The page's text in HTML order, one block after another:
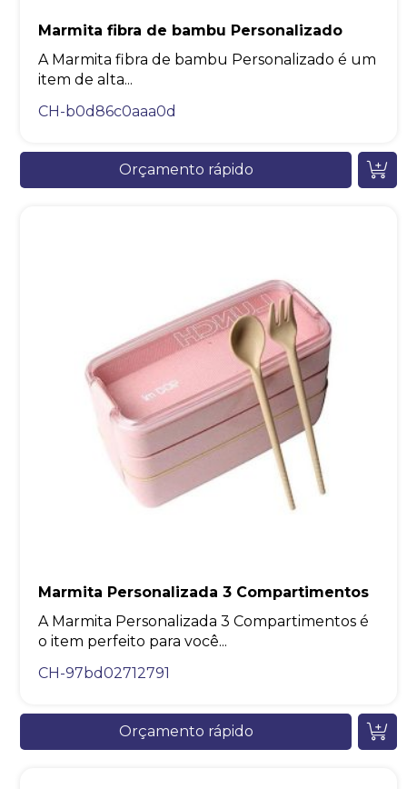
Marmita fibra de bambu Personalizado
A Marmita fibra de bambu Personalizado é um
item de alta...
CH-b0d86c0aaa0d
Orçamento rápido
Marmita Personalizada 3 Compartimentos
A Marmita Personalizada 3 Compartimentos é
o item perfeito para você...
CH-97bd02712791
Orçamento rápido